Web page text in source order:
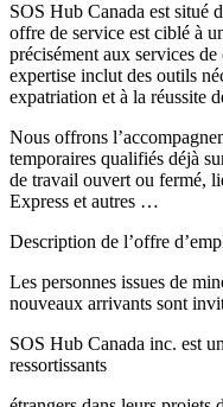
SOS Hub Canada est situé
offre de service est ciblé à
précisément aux services
expertise inclut des outils
expatriation et à la réussite
Nous offrons
temporaires qualifiés déjà
de travail ouvert ou fermé,
Express et autres …
Description de l’offre
Les personnes issues de
nouveaux arrivants sont
SOS Hub Canada inc. est
ressortissants